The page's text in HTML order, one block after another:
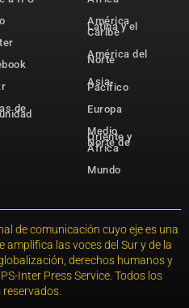
de
América
Latina y el
Caribe
América del
Norte
Asia-
Pacífico
Europa
Medio
Oriente y
Norte de
África
Mundo
de comunicación cuyo eje es una
las voces del Sur y de la
derechos humanos y
Inter Press Service. Todos los